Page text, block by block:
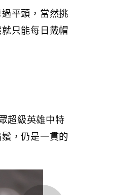
平頭，當然挑
只能每日戴帽
超級英雄中特
，仍是一貫的